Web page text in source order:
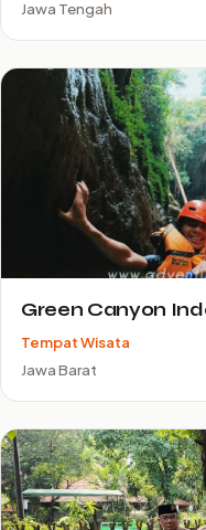
Jawa Tengah
Green Canyon
Tempat Wisata
Jawa Barat